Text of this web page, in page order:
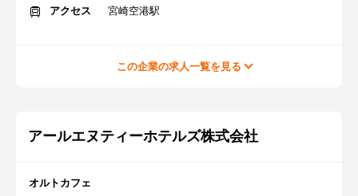
アクセス
宮崎空港駅
この企業の求人一覧を見る
アールエヌティーホテルズ株式会社
オルトカフェ